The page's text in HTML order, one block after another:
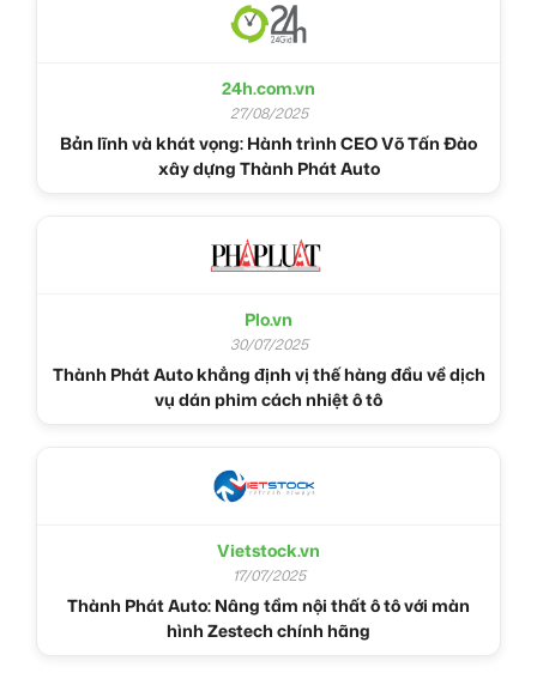
24h.com.vn
27/08/2025
Bản lĩnh và khát vọng: Hành trình CEO Võ Tấn Đào
xây dựng Thành Phát Auto
Plo.vn
30/07/2025
Thành Phát Auto khẳng định vị thế hàng đầu về dịch
vụ dán phim cách nhiệt ô tô
Vietstock.vn
17/07/2025
Thành Phát Auto: Nâng tầm nội thất ô tô với màn
hình Zestech chính hãng